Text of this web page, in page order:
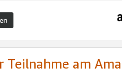
Teilnahme am